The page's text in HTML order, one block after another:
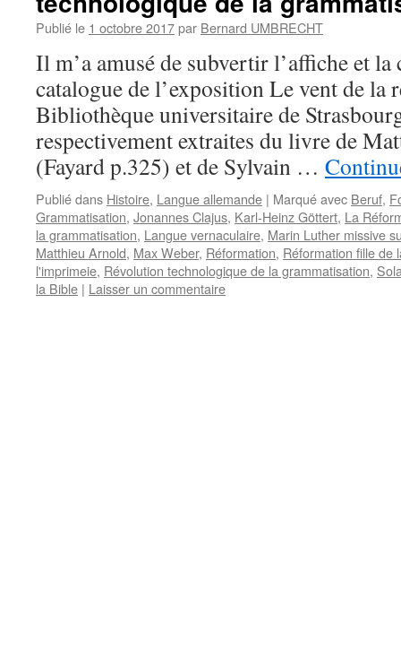
Publié le 1 octobre 2017par Bernard UMBRECHT
Il m’a amusé de subvertir l’affiche et
catalogue de l’exposition Le vent de la
Bibliothèque universitaire de
respectivement extraites du livre de
(Fayard p.325) et de Sylvain …
Publié dans Histoire, Langue allemande | Marqué avec Beruf,
Grammatisation, Jonannes Clajus, Karl-Heinz Göttert, La
la grammatisation, Langue vernaculaire, Marin Luther missive
Matthieu Arnold, Max Weber, Réformation, Réformation fille de
l'imprimeie, Révolution technologique de la grammatisation,
la Bible | Laisser un commentaire